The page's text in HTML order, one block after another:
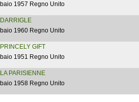
baio 1957 Regno Unito
DARRIGLE
baio 1960 Regno Unito
PRINCELY GIFT
baio 1951 Regno Unito
LA PARISIENNE
baio 1958 Regno Unito